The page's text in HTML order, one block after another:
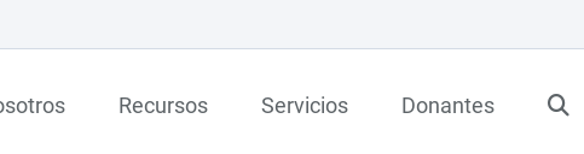
Recursos Servicios Donantes